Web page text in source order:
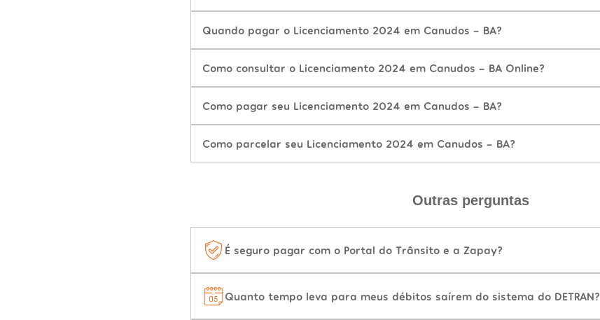
Quando pagar o Licenciamento 2024 em Canudos - BA?
Como consultar o Licenciamento 2024 em Canudos - BA Online?
Como pagar seu Licenciamento 2024 em Canudos - BA?
Como parcelar seu Licenciamento 2024 em Canudos - BA?
Outras perguntas
É seguro pagar com o Portal do Trânsito e a Zapay?
Quanto tempo leva para meus débitos saírem do sistema do DETRAN?